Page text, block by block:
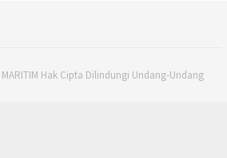
MARITIM Hak Cipta Dilindungi Undang-Undang